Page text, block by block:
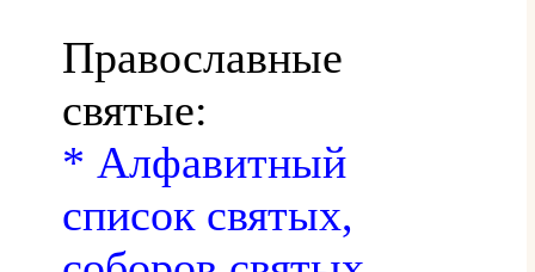
Православные
святые:
* Алфавитный
список святых,